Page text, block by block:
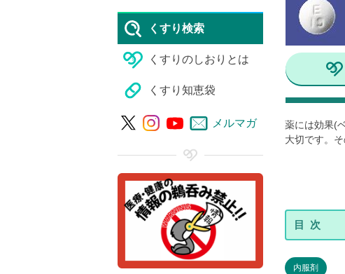
くすり検索
くすりのしおりとは
くすり知恵袋
メルマガ
薬には効果(
大切です。
内服剤